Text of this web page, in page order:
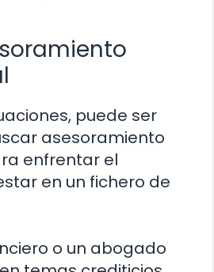
puede ser
asesoramiento
enfrentar el
en un fichero de
o un abogado